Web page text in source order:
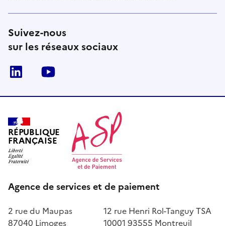
Suivez-nous
sur les réseaux sociaux
LinkedIn
RÉPUBLIQUE
FRANÇAISE
Agence de services et de paiement
2 rue du Maupas
87040 Limoges
12 rue Henri Rol-Tanguy TSA
10001 93555 Montreuil